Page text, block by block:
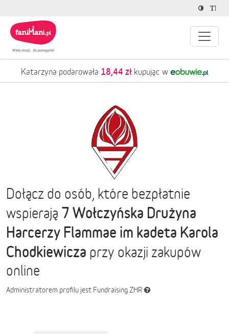
Katarzyna podarowała 18,44 złkupując w
Dołącz do osób, które bezpłatnie
wspierają 7 Wołczyńska Drużyna
Harcerzy Flammae im kadeta Karola
Chodkiewicza przy okazji zakupów
online
Administratorem profilu jest Fundraising ZHR